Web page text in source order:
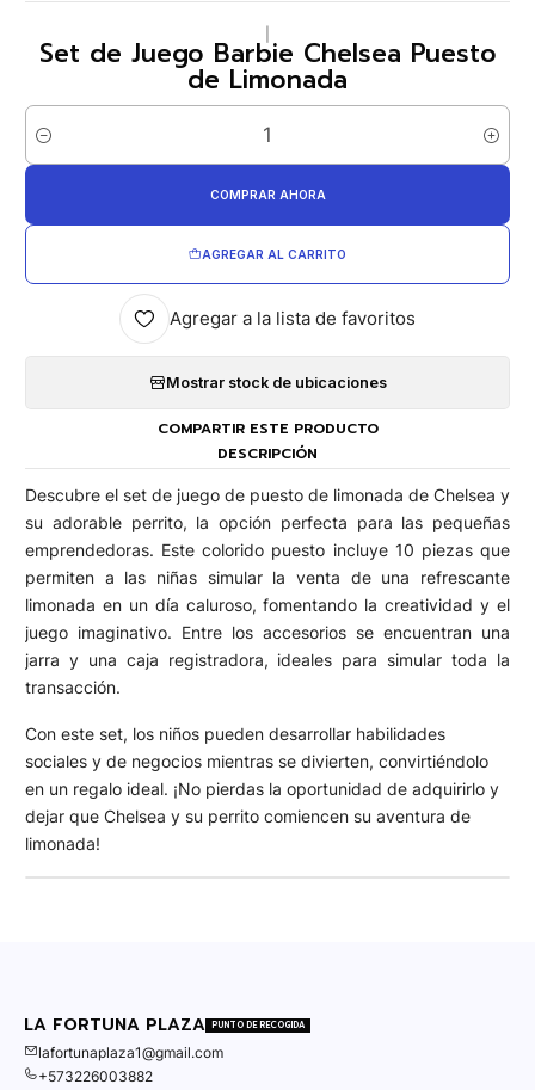
Set de Juego Barbie Chelsea Puesto
de Limonada
Cantidad
AGREGAR AL CARRITO
COMPRAR AHORA
Agregar a la lista de favoritos
Mostrar stock de ubicaciones
COMPARTIR ESTE PRODUCTO
DESCRIPCIÓN
Descubre el set de juego de puesto de limonada de Chelsea y
su adorable perrito, la opción perfecta para las pequeñas
emprendedoras. Este colorido puesto incluye 10 piezas que
permiten a las niñas simular la venta de una refrescante
limonada en un día caluroso, fomentando la creatividad y el
juego imaginativo. Entre los accesorios se encuentran una
jarra y una caja registradora, ideales para simular toda la
transacción.
Con este set, los niños pueden desarrollar habilidades
sociales y de negocios mientras se divierten, convirtiéndolo
en un regalo ideal. ¡No pierdas la oportunidad de adquirirlo y
dejar que Chelsea y su perrito comiencen su aventura de
limonada!
LA FORTUNA PLAZA PUNTO DE RECOGIDA
lafortunaplaza1@gmail.com
+573226003882